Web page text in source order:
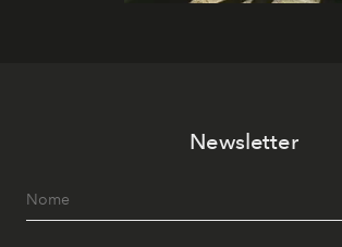
Newsletter